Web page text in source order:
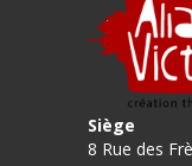
Siège
8 Rue des